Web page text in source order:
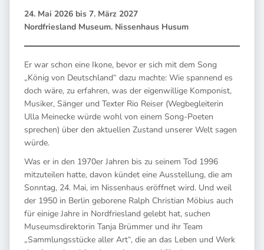
24. Mai 2026 bis 7. März 2027
Nordfriesland Museum. Nissenhaus Husum
Er war schon eine Ikone, bevor er sich mit dem Song
„König von Deutschland“ dazu machte: Wie spannend es
doch wäre, zu erfahren, was der eigenwillige Komponist,
Musiker, Sänger und Texter Rio Reiser (Wegbegleiterin
Ulla Meinecke würde wohl von einem Song-Poeten
sprechen) über den aktuellen Zustand unserer Welt sagen
würde.
Was er in den 1970er Jahren bis zu seinem Tod 1996
mitzuteilen hatte, davon kündet eine Ausstellung, die am
Sonntag, 24. Mai, im Nissenhaus eröffnet wird. Und weil
der 1950 in Berlin geborene Ralph Christian Möbius auch
für einige Jahre in Nordfriesland gelebt hat, suchen
Museumsdirektorin Tanja Brümmer und ihr Team
„Sammlungsstücke aller Art“, die an das Leben und Werk